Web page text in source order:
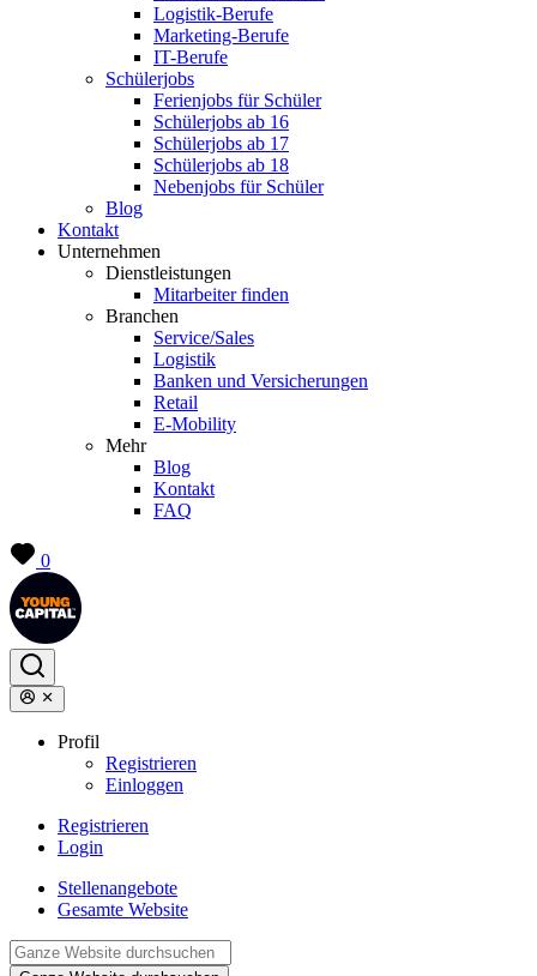
Logistik-Berufe
Marketing-Berufe
IT-Berufe
Schülerjobs
Ferienjobs für Schüler
Schülerjobs ab 16
Schülerjobs ab 17
Schülerjobs ab 18
Nebenjobs für Schüler
Blog
Kontakt
Unternehmen
Dienstleistungen
Mitarbeiter finden
Branchen
Service/Sales
Logistik
Banken und Versicherungen
Retail
E-Mobility
Mehr
Blog
Kontakt
FAQ
0
Profil
Registrieren
Einloggen
Registrieren
Login
Stellenangebote
Gesamte Website